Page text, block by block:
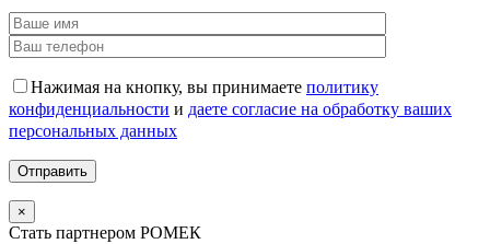
Нажимая на кнопку, вы принимаете политику
конфиденциальности и даете согласие на обработку ваших
персональных данных
×
Стать партнером РОМЕК